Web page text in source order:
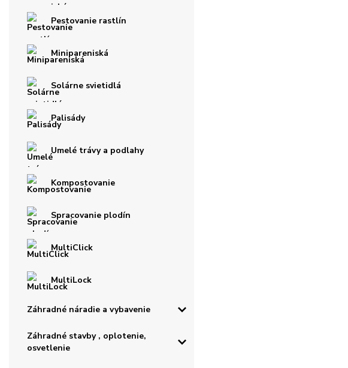
Pestovanie rastlín
Minipareniská
Solárne svietidlá
Palisády
Umelé trávy a podlahy
Kompostovanie
Spracovanie plodín
MultiClick
MultiLock
Záhradné náradie a vybavenie
Záhradné stavby , oplotenie,
osvetlenie